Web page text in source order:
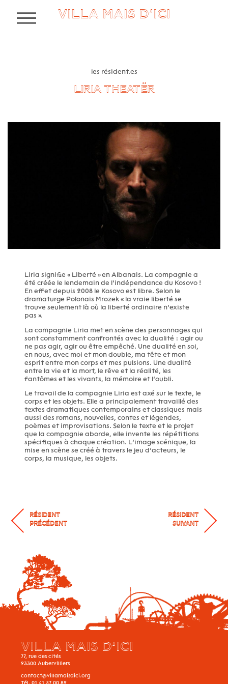
VILLA MAIS D’ICI
MENU
les résident.es
LIRIA THEATËR
Liria signifie « Liberté » en Albanais. La compagnie a
été créée le lendemain de l’indépendance du Kosovo !
En effet depuis 2008 le Kosovo est libre. Selon le
dramaturge Polonais Mrozek « la vraie liberté se
trouve seulement là où la liberté ordinaire n’existe
pas ».
La compagnie Liria met en scène des personnages qui
sont constamment confrontés avec la dualité : agir ou
ne pas agir, agir ou être empêché. Une dualité en soi,
en nous, avec moi et mon double, ma tête et mon
esprit entre mon corps et mes pulsions. Une dualité
entre la vie et la mort, le rêve et la réalité, les
fantômes et les vivants, la mémoire et l’oubli.
Le travail de la compagnie Liria est axé sur le texte, le
corps et les objets. Elle a principalement travaillé des
textes dramatiques contemporains et classiques mais
aussi des romans, nouvelles, contes et légendes,
poèmes et improvisations. Selon le texte et le projet
que la compagnie aborde, elle invente les répétitions
spécifiques à chaque création. L’image scénique, la
mise en scène se créé à travers le jeu d’acteurs, le
corps, la musique, les objets.
RÉSIDENT
PRÉCÉDENT
RÉSIDENT
SUIVANT
VILLA MAIS D’ICI
77, rue des cités
93300 Aubervilliers
contact@villamaisdici.org